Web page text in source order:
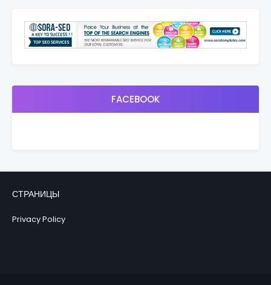
FACEBOOK
СТРАНИЦЫ
Privacy Policy